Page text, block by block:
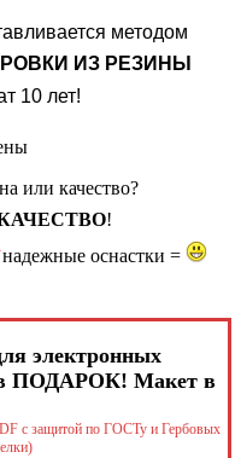
методом
ИЗ РЕЗИНЫ
10 лет!
или качество?
!
надежные оснастки =
электронных
в ПОДАРОК! Макет в
с защитой по ГОСТу и Гербовых